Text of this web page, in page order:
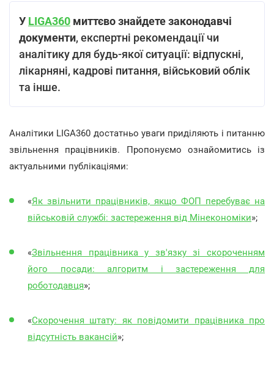
У LIGA360 миттєво знайдете законодавчі
документи, експертні рекомендації чи
аналітику для будь-якої ситуації: відпускні,
лікарняні, кадрові питання, військовий облік
та інше.
Аналітики LIGA360 достатньо уваги приділяють і питанню
звільнення працівників. Пропонуємо ознайомитись із
актуальними публікаціями:
«Як звільнити працівників, якщо ФОП перебуває на
військовій службі: застереження від Мінекономіки»;
«Звільнення працівника у зв'язку зі скороченням
його посади: алгоритм і застереження для
роботодавця»;
«Скорочення штату: як повідомити працівника про
відсутність вакансій»;